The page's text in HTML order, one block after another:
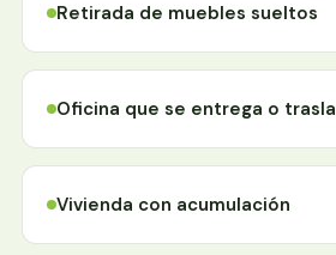
Retirada de muebles sueltos
Oficina que se entrega o
Vivienda con acumulación